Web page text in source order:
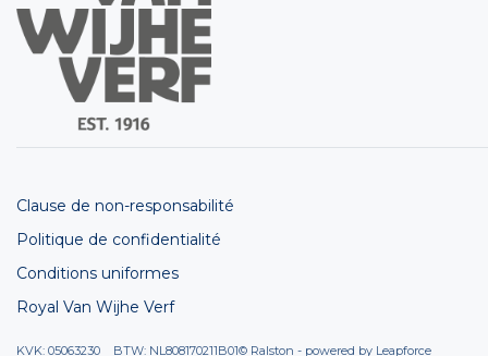
Clause de non-responsabilité
Politique de confidentialité
Conditions uniformes
Royal Van Wijhe Verf
KVK: 05063230 BTW: NL808170211B01© Ralston - powered by Leapforce